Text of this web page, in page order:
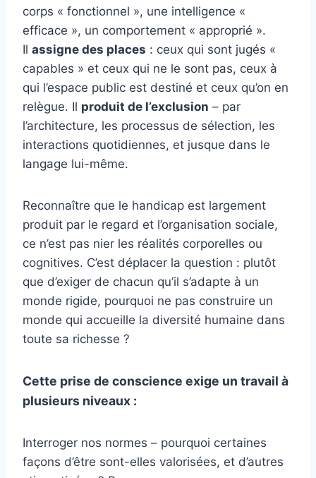
corps « fonctionnel », une intelligence «
efficace », un comportement « approprié ».
Il assigne des places : ceux qui sont jugés «
capables » et ceux qui ne le sont pas, ceux à
qui l’espace public est destiné et ceux qu’on en
relègue. Il produit de l’exclusion – par
l’architecture, les processus de sélection, les
interactions quotidiennes, et jusque dans le
langage lui-même.
Reconnaître que le handicap est largement
produit par le regard et l’organisation sociale,
ce n’est pas nier les réalités corporelles ou
cognitives. C’est déplacer la question : plutôt
que d’exiger de chacun qu’il s’adapte à un
monde rigide, pourquoi ne pas construire un
monde qui accueille la diversité humaine dans
toute sa richesse ?
Cette prise de conscience exige un travail à
plusieurs niveaux :
Interroger nos normes – pourquoi certaines
façons d’être sont-elles valorisées, et d’autres